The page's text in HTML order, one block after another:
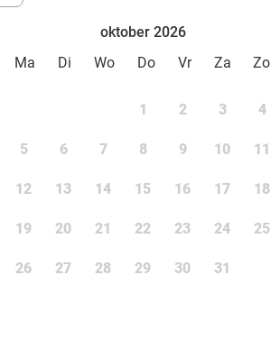
oktober 2026
Ma
Di Wo Do Vr Za Zo
1 2 3 4
5 6 7 8 9 10 11
12 13 14 15 16 17 18
19 20 21 22 23 24 25
26 27 28 29 30 31